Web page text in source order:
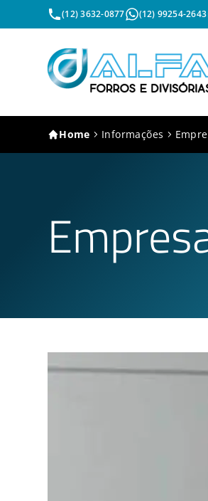
(12) 3632-0877 (12) 99254-2643
Home Informações